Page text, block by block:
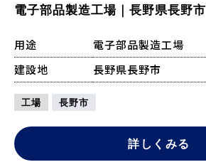
電子部品製造工場｜長野県長野市
用途
電子部品製造工場
建設地
長野県長野市
工場 長野市
詳しくみる